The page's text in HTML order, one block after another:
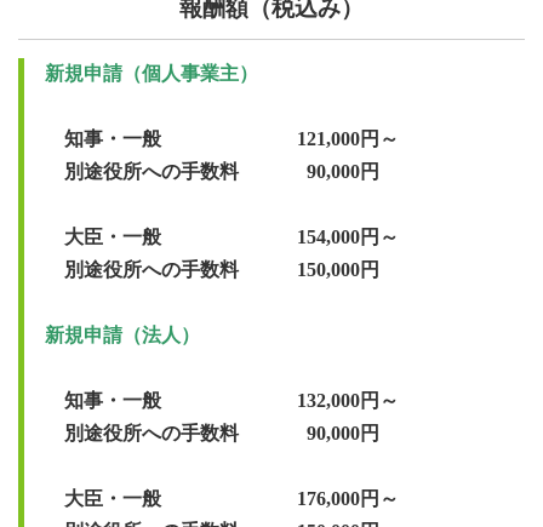
報酬額（税込み）
知事・一般　　　　　　　121,000円～
別途役所への手数料　　　  90,000円
大臣・一般　　　　　　　154,000円～
知事・一般　　　　　　　132,000円～
別途役所への手数料　　　  90,000円
大臣・一般　　　　　　　176,000円～